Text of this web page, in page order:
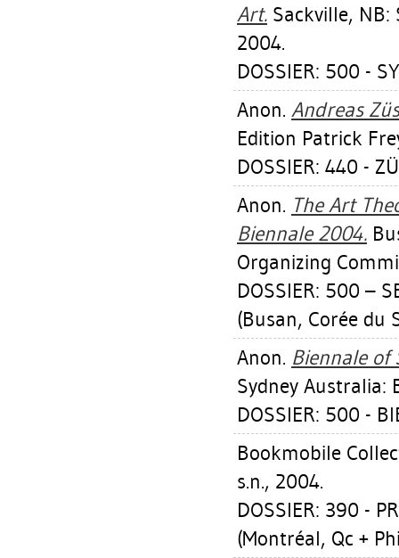
Art. Sackville, NB:
2004.
DOSSIER: 500 -
Anon. Andreas
Edition Patrick
DOSSIER: 440 -
Anon. The Art
Biennale 2004.
Organizing
DOSSIER: 500 –
(Busan, Corée du
Anon. Biennale of
Sydney Australia:
DOSSIER: 500 -
Bookmobile
s.n., 2004.
DOSSIER: 390 -
(Montréal, Qc +